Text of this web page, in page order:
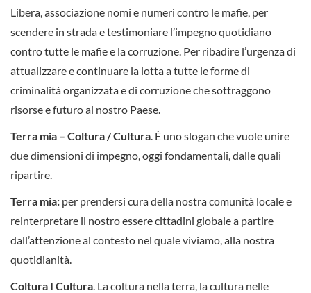
Libera, associazione nomi e numeri contro le mafie, per
scendere in strada e testimoniare l’impegno quotidiano
contro tutte le mafie e la corruzione. Per ribadire l’urgenza di
attualizzare e continuare la lotta a tutte le forme di
criminalità organizzata e di corruzione che sottraggono
risorse e futuro al nostro Paese.
Terra mia – Coltura / Cultura. È uno slogan che vuole unire
due dimensioni di impegno, oggi fondamentali, dalle quali
ripartire.
Terra mia: per prendersi cura della nostra comunità locale e
reinterpretare il nostro essere cittadini globale a partire
dall’attenzione al contesto nel quale viviamo, alla nostra
quotidianità.
Coltura I Cultura. La coltura nella terra, la cultura nelle